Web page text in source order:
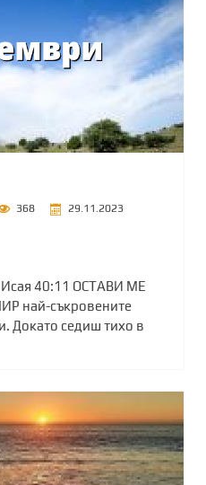
368 29.11.2023
40:11 ОСТАВИ МЕ
най-съкровените
Докато седиш тихо в